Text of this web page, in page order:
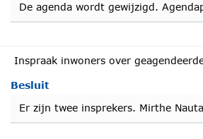
De agenda wordt gewijzigd.
Inspraak inwoners over
Besluit
Er zijn twee insprekers. Mirthe